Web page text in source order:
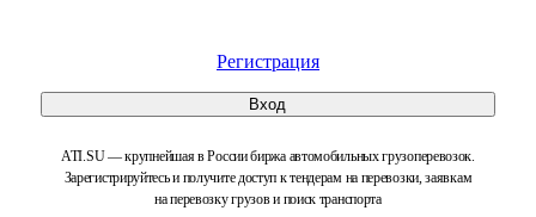
Регистрация
Вход
ATI.SU — крупнейшая в России биржа автомобильных грузоперевозок.
Зарегистрируйтесь и получите доступ к тендерам на перевозки, заявкам
на перевозку грузов и поиск транспорта